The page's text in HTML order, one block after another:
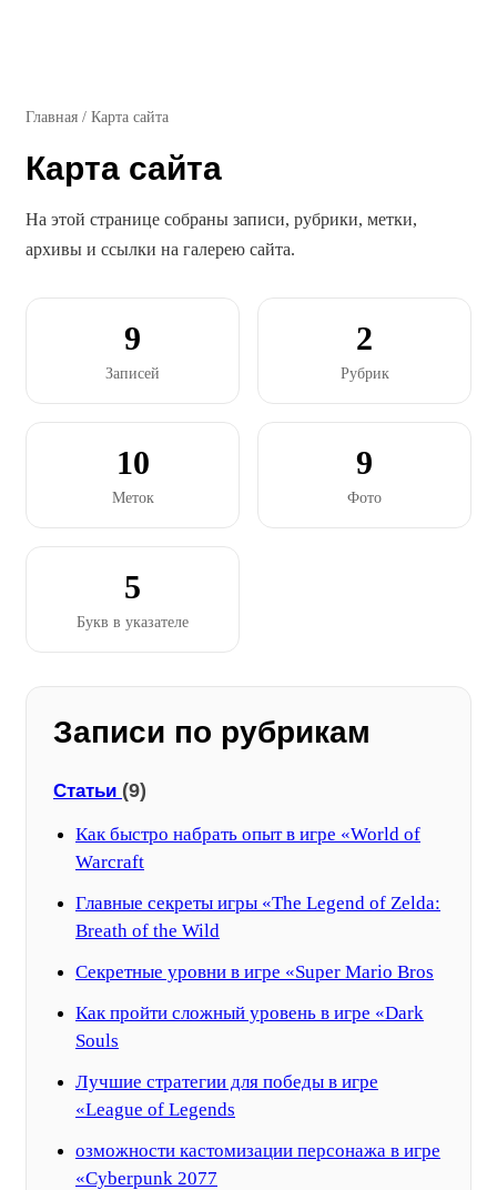
Главная / Карта сайта
Карта сайта
На этой странице собраны записи, рубрики, метки,
архивы и ссылки на галерею сайта.
9
Записей
2
Рубрик
10
Меток
9
Фото
5
Букв в указателе
Записи по рубрикам
Статьи (9)
Как быстро набрать опыт в игре «World of
Warcraft
Главные секреты игры «The Legend of Zelda:
Breath of the Wild
Секретные уровни в игре «Super Mario Bros
Как пройти сложный уровень в игре «Dark
Souls
Лучшие стратегии для победы в игре
«League of Legends
озможности кастомизации персонажа в игре
«Cyberpunk 2077